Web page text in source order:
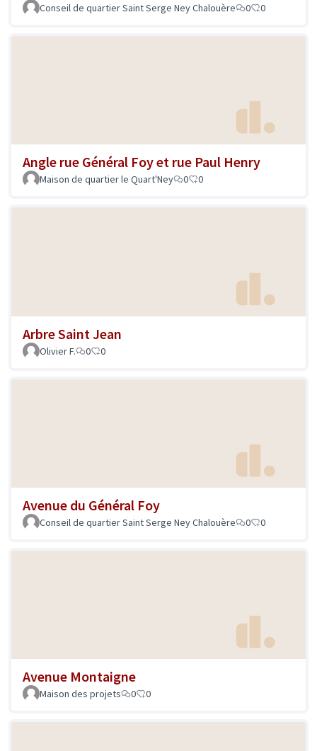
Conseil de quartier Saint Serge Ney Chalouère 0 0
Angle rue Général Foy et rue Paul Henry
Maison de quartier le Quart'Ney 0 0
Arbre Saint Jean
Olivier F. 0 0
Avenue du Général Foy
Conseil de quartier Saint Serge Ney Chalouère 0 0
Avenue Montaigne
Maison des projets 0 0